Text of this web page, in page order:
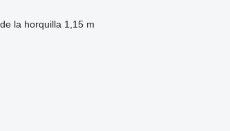
la horquilla 1,15 m